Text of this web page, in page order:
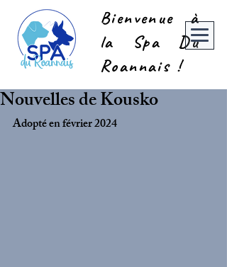
Bienvenue à
la Spa Du
Roannais !
Nouvelles de Kousko
Adopté en février 2024